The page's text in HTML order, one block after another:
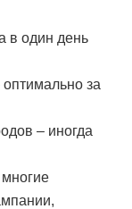
в один день
за
– иногда